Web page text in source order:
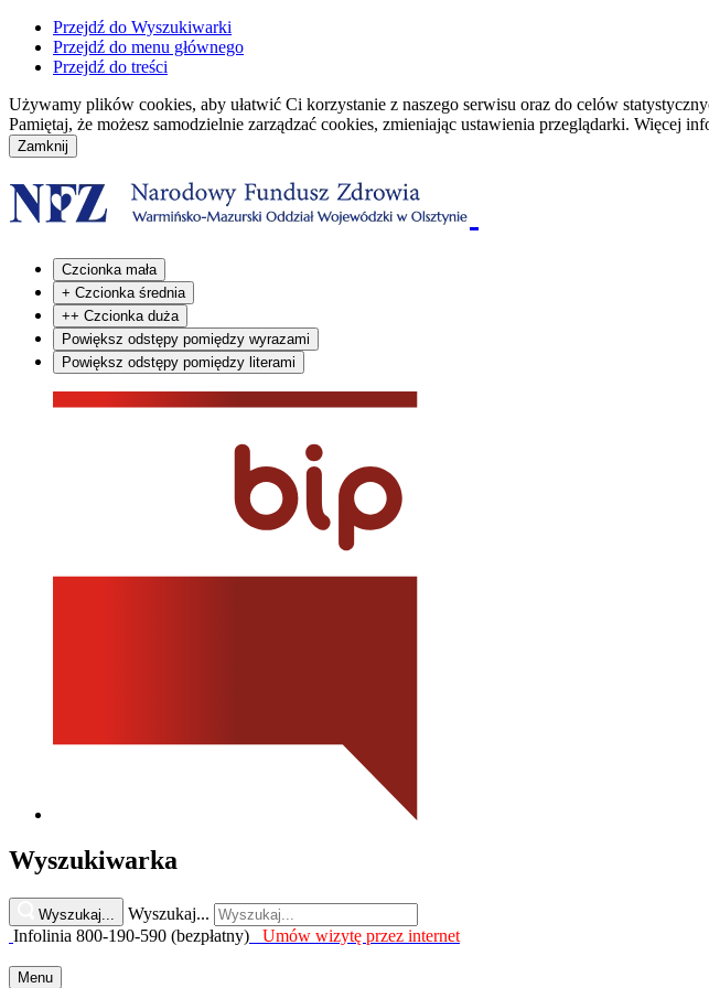
Przejdź do Wyszukiwarki
Przejdź do menu głównego
Przejdź do treści
Używamy plików cookies, aby ułatwić Ci korzystanie z naszego serwisu oraz do celów
Pamiętaj, że możesz samodzielnie zarządzać cookies, zmieniając ustawienia przeglądarki. Więcej
Czcionka mała
+ Czcionka średnia
++ Czcionka duża
Powiększ odstępy pomiędzy wyrazami
Powiększ odstępy pomiędzy literami
Wyszukiwarka
Wyszukaj...
Wyszukaj...
Infolinia 800-190-590 (bezpłatny)
Umów wizytę przez internet
Menu